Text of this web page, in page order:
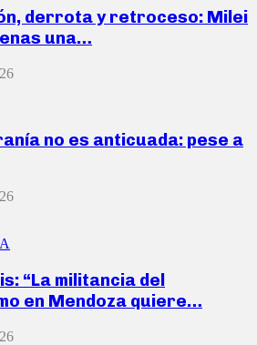
derrota y retroceso: Milei
una…
no es anticuada: pese a
“La militancia del
en Mendoza quiere…